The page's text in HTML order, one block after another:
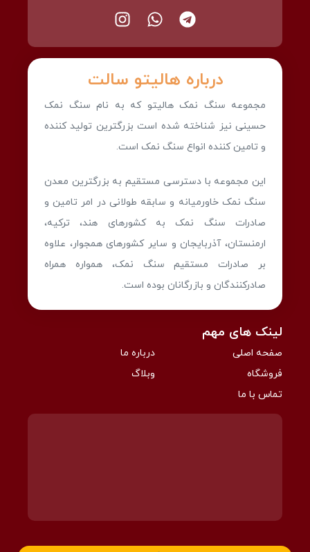
لینک های مهم
صفحه اصلی
فروشگاه
تماس با ما
درباره ما
وبلاگ
درباره هالیتو سالت
مجموعه سنگ نمک هالیتو که به نام سنگ نمک
حسینی نیز شناخته شده است بزرگترین تولید کننده
و تامین کننده انواع سنگ نمک است.
این مجموعه با دسترسی مستقیم به بزرگترین معدن
سنگ نمک خاورمیانه و سابقه طولانی در امر تامین و
صادرات سنگ نمک به کشورهای هند، ترکیه،
ارمنستان، آذربایجان و سایر کشورهای همجوار، علاوه
بر صادرات مستقیم سنگ نمک، همواره همراه
صادرکنندگان و بازرگانان بوده است.